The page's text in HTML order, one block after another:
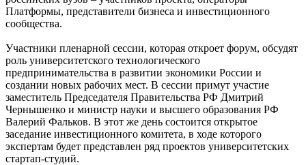
Платформы, представители бизнеса и инвестиционного
сообщества.
Участники пленарной сессии, которая откроет форум, обсудят
роль университетского технологического
предпринимательства в развитии экономики России и
создании новых рабочих мест. В сессии примут участие
заместитель Председателя Правительства РФ Дмитрий
Чернышенко и министр науки и высшего образования РФ
Валерий Фальков. В этот же день состоится открытое
заседание инвестиционного комитета, в ходе которого
экспертам будет представлен ряд проектов университетских
стартап-студий.